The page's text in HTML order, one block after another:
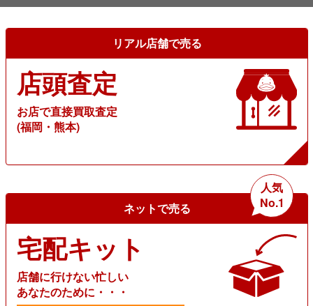
リアル店舗で売る
店頭査定
お店で直接買取査定
(福岡・熊本)
ネットで売る
人気
No.1
宅配キット
店舗に行けない忙しい
あなたのために・・・